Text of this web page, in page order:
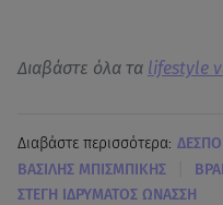
Διαβάστε όλα τα lifestyle
Διαβάστε περισσότερα:
ΒΑΣΙΛΗΣ ΜΠΙΣΜΠΙΚΗΣ
ΣΤΕΓΗ ΙΔΡΥΜΑΤΟΣ ΩΝΑΣΣΗ